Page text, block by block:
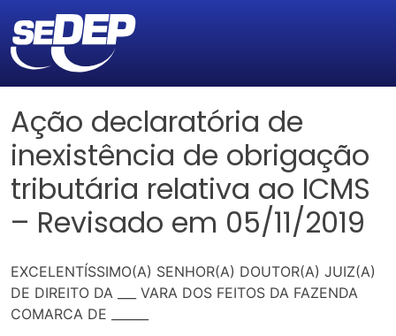
Ação declaratória de
inexistência de obrigação
tributária relativa ao ICMS
– Revisado em 05/11/2019
EXCELENTÍSSIMO(A) SENHOR(A) DOUTOR(A) JUIZ(A)
DE DIREITO DA ___ VARA DOS FEITOS DA FAZENDA
COMARCA DE ______